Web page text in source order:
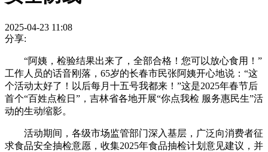
2025-04-23 11:08
分享:
“阿姨，检验结果出来了，全部合格！您可以放心食用！”
工作人员的话音刚落，65岁的长春市民张阿姨开心地说：“这
个活动太好了！以后每月十五号我都来！”这是2025年春节后
首个“百姓点检日”，吉林省各地开展“你点我检 服务惠民生”活
动的生动缩影。
活动期间，各级市场监管部门深入基层，广泛向消费者征
求食品安全抽检意愿，收集2025年食品抽检计划意见建议，并